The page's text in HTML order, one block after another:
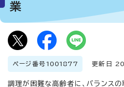
業
ページ番号 1001877 更新日
調理が困難な高齢者に、バランス